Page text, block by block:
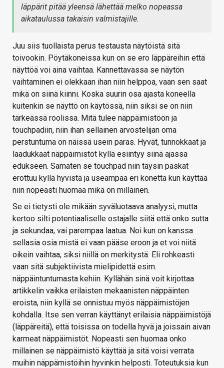
läppärit pitää yleensä lähettää melko nopeassa
aikataulussa takaisin valmistajille.
Juu siis tuollaista perus testausta näytöistä sitä
toivookin. Pöytäkoneissa kun on se ero läppäreihin että
näyttöä voi aina vaihtaa. Kannettavassa se näytön
vaihtaminen ei olekkaan ihan niin helppoa, vaan sen saat
mikä on siinä kiinni. Koska suurin osa ajasta koneella
kuitenkin se näyttö on käytössä, niin siksi se on niin
tärkeässä roolissa. Mitä tulee näppäimistöön ja
touchpadiin, niin ihan sellainen arvostelijan oma
perstuntuma on näissä usein paras. Hyvät, tunnokkaat ja
laadukkaat näppäimistöt kyllä esiintyy siinä ajassa
edukseen. Samaten se touchpad niin täysin paskat
erottuu kyllä hyvistä ja useampaa eri konetta kun käyttää
niin nopeasti huomaa mikä on millainen.
Se ei tietysti ole mikään syväluotaava analyysi, mutta
kertoo silti potentiaaliselle ostajalle siitä että onko sutta
ja sekundaa, vai parempaa laatua. Noi kun on kanssa
sellasia osia mistä ei vaan pääse eroon ja et voi niitä
oikein vaihtaa, siksi niillä on merkitystä. Eli rohkeasti
vaan sitä subjektiivista mielipidettä esim.
näppäintuntumasta kehiin. Kyllähän sinä voit kirjottaa
artikkelin vaikka erilaisten mekaanisten näppäinten
eroista, niin kyllä se onnistuu myös näppäimistöjen
kohdalla. Itse sen verran käyttänyt erilaisia näppäimistöjä
(läppäreitä), että toisissa on todella hyvä ja joissain aivan
karmeat näppäimistöt. Nopeasti sen huomaa onko
millainen se näppäimistö käyttää ja sitä voisi verrata
muihin näppämistöihin hyvinkin helposti. Toteutuksia kun